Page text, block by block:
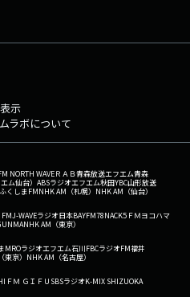
示
ラボについて
NORTH WAVEＲＡＢ青森放送エフエム青森
ム仙台） ABSラジオエフエム秋田YBC山形放送
ふくしまFMNHK AM（札幌） NHK AM（仙台）
FMJ-WAVEラジオ日本BAYFM78NACK5 ＦＭヨコハマ
NHK AM（東京）
MROラジオエフエム石川FBCラジオFM福井
東京） NHK AM（名古屋）
ＦＭ ＧＩＦＵ SBSラジオK-MIX SHIZUOKA